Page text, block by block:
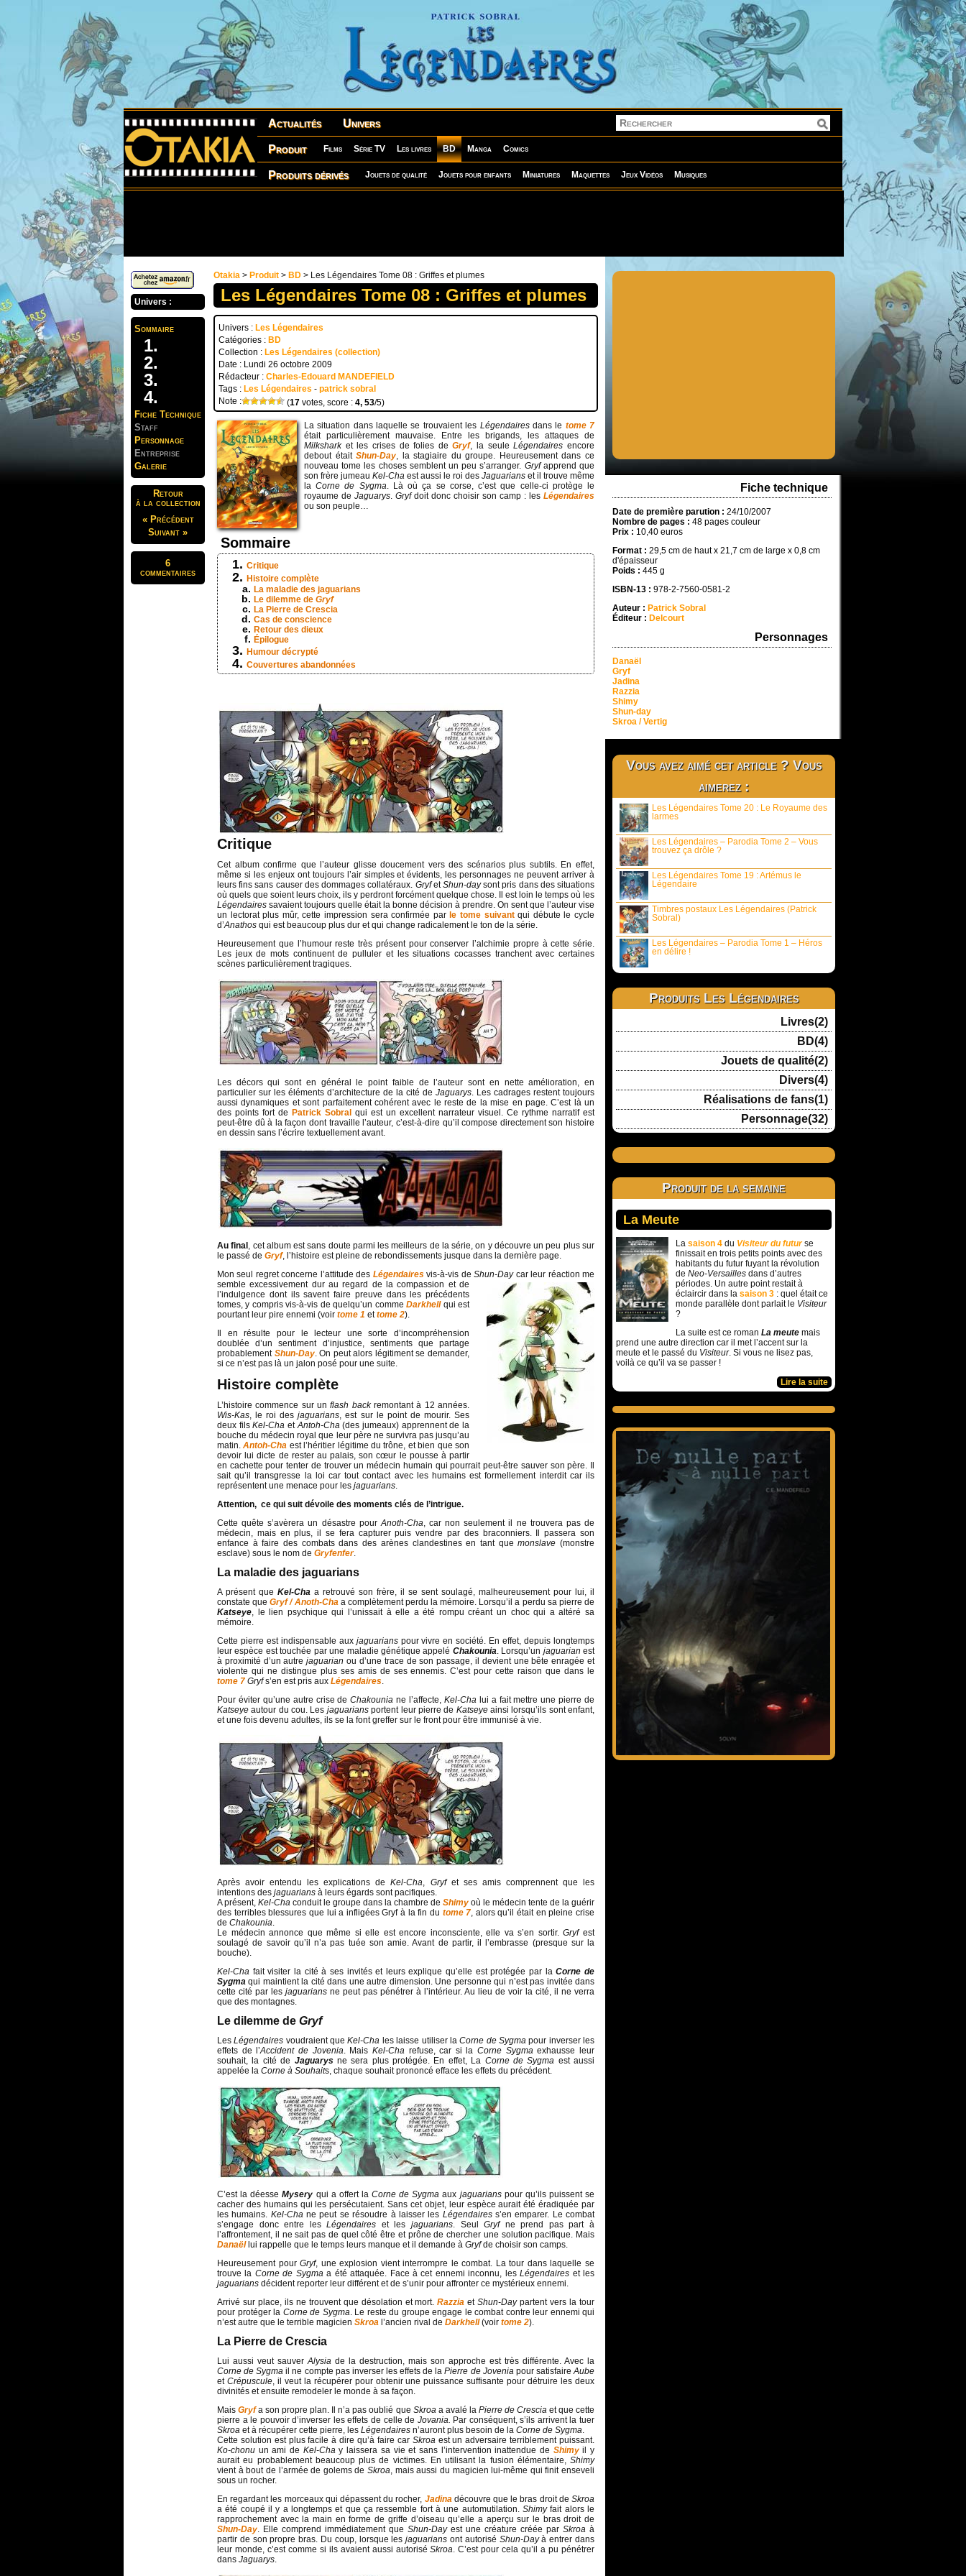
Actualités Univers
Produit Films Série TV Les livres BD Manga Comics
Produits dérivés Jouets de qualité Jouets pour enfants Miniatures Maquettes Jeux Vidéos Musiques
Univers :
Sommaire
Fiche Technique
Staff
Personnage
Entreprise
Galerie
Retour
à la collection
« Précédent
Suivant »
6
commentaires
Otakia > Produit > BD > Les Légendaires Tome 08 : Griffes et plumes
Les Légendaires Tome 08 : Griffes et plumes
Univers : Les Légendaires
Catégories : BD
Collection : Les Légendaires (collection)
Date : Lundi 26 octobre 2009
Rédacteur : Charles-Edouard MANDEFIELD
Tags : Les Légendaires - patrick sobral
Note :
(17 votes, score : 4, 53/5)
La situation dans laquelle se trouvaient les Légendairesdans le tome 7
était particulièrement mauvaise. Entre les brigands, les attaques de
Milksharket les crises de folies deGryf, la seuleLégendaires encore
debout étaitShun-Day, la stagiaire du groupe. Heureusement dans ce
nouveau tome les choses semblent un peu s’arranger. Gryfapprend que
son frère jumeau Kel-Cha est aussi le roi des Jaguarians et il trouve même
laCorne de Sygma. Là où ça se corse, c’est que celle-ci protège le
royaume de Jaguarys. Gryfdoit donc choisir son camp : les Légendaires
ou son peuple…
Sommaire
Critique
Histoire complète
La maladie des jaguarians
Le dilemme de Gryf
La Pierre de Crescia
Cas de conscience
Retour des dieux
Épilogue
Humour décrypté
Couvertures abandonnées
Critique
Cet album confirme que l’auteur glisse doucement vers des scénarios plus subtils. En effet,
même si les enjeux ont toujours l’air simples et évidents, les personnages ne peuvent arriver à
leurs fins sans causer des dommages collatéraux. GryfetShun-daysont pris dans des situations
où quels que soient leurs choix, ils y perdront forcément quelque chose. Il est loin le temps où les
Légendaires savaient toujours quelle était la bonne décision à prendre. On sent que l’auteur vise
un lectorat plus mûr, cette impression sera confirmée par le tome suivantqui débute le cycle
d’Anathos qui est beaucoup plus dur et qui change radicalement le ton de la série.
Heureusement que l’humour reste très présent pour conserver l’alchimie propre à cette série.
Les jeux de mots continuent de pulluler et les situations cocasses tranchent avec certaines
scènes particulièrement tragiques.
Les décors qui sont en général le point faible de l’auteur sont en nette amélioration, en
particulier sur les éléments d’architecture de la cité de Jaguarys. Les cadrages restent toujours
aussi dynamiques et sont parfaitement cohérent avec le reste de la mise en page. C’est là un
des points fort de Patrick Sobral qui est un excellent narrateur visuel. Ce rythme narratif est
peut-être dû à la façon dont travaille l’auteur, c’est-à-dire qu’il compose directement son histoire
en dessin sans l’écrire textuellement avant.
Au final , cet album est sans doute parmi les meilleurs de la série, on y découvre un peu plus sur
le passé de Gryf, l’histoire est pleine de rebondissements jusque dans la dernière page.
Mon seul regret concerne l’attitude des Légendairesvis-à-vis deShun-Daycar leur réaction me
semble excessivement dur au regard de la compassion et de
l’indulgence dont ils savent faire preuve dans les précédents
tomes, y compris vis-à-vis de quelqu’un commeDarkhellqui est
pourtant leur pire ennemi (voir tome 1 ettome 2).
Il en résulte pour le lecteur une sorte d’incompréhension
doublée d’un sentiment d’injustice, sentiments que partage
probablement Shun-Day. On peut alors légitiment se demander,
si ce n’est pas là un jalon posé pour une suite.
Histoire complète
L’histoire commence sur un flash backremontant à 12 années.
Wis-Kas, le roi desjaguarians, est sur le point de mourir. Ses
deux filsKel-Cha etAntoh-Cha(des jumeaux) apprennent de la
bouche du médecin royal que leur père ne survivra pas jusqu’au
matin.Antoh-Cha est l’héritier légitime du trône, et bien que son
devoir lui dicte de rester au palais, son cœur le pousse à partir
en cachette pour tenter de trouver un médecin humain qui pourrait peut-être sauver son père. Il
sait qu’il transgresse la loi car tout contact avec les humains est formellement interdit car ils
représentent une menace pour les jaguarians.
Attention, ce qui suit dévoile des moments clés de l’intrigue.
Cette quête s’avèrera un désastre pourAnoth-Cha, car non seulement il ne trouvera pas de
médecin, mais en plus, il se fera capturer puis vendre par des braconniers. Il passera son
enfance à faire des combats dans des arènes clandestines en tant quemonslave (monstre
esclave) sous le nom de Gryfenfer.
La maladie des jaguarians
A présent que Kel-Cha a retrouvé son frère, il se sent soulagé, malheureusement pour lui, il
constate queGryf / Anoth-Chaa complètement perdu la mémoire. Lorsqu’il a perdu sa pierre de
Katseye, le lien psychique qui l’unissait à elle a été rompu créant un choc qui a altéré sa
mémoire.
Cette pierre est indispensable aux jaguarianspour vivre en société. En effet, depuis longtemps
leur espèce est touchée par une maladie génétique appelé Chakounia. Lorsqu’un jaguarian est
à proximité d’un autrejaguarian ou d’une trace de son passage, il devient une bête enragée et
violente qui ne distingue plus ses amis de ses ennemis. C’est pour cette raison que dans le
tome 7 Gryfs’en est pris aux Légendaires.
Pour éviter qu’une autre crise deChakounia ne l’affecte, Kel-Chalui a fait mettre une pierre de
Katseye autour du cou. Les jaguariansportent leur pierre de Katseyeainsi lorsqu’ils sont enfant,
et une fois devenu adultes, ils se la font greffer sur le front pour être immunisé à vie.
Après avoir entendu les explications deKel-Cha, Gryfet ses amis comprennent que les
intentions des jaguarians à leurs égards sont pacifiques.
A présent, Kel-Cha conduit le groupe dans la chambre de Shimy où le médecin tente de la guérir
des terribles blessures que lui a infligées Gryf à la fin du tome 7, alors qu’il était en pleine crise
de Chakounia.
Le médecin annonce que même si elle est encore inconsciente, elle va s’en sortir.Gryfest
soulagé de savoir qu’il n’a pas tuée son amie. Avant de partir, il l’embrasse (presque sur la
bouche).
Kel-Cha fait visiter la cité à ses invités et leurs explique qu’elle est protégée par laCorne de
Sygma qui maintient la cité dans une autre dimension. Une personne qui n’est pas invitée dans
cette cité par les jaguarians ne peut pas pénétrer à l’intérieur. Au lieu de voir la cité, il ne verra
que des montagnes.
Le dilemme de Gryf
LesLégendaires voudraient queKel-Cha les laisse utiliser laCorne de Sygmapour inverser les
effets de l’Accident de Jovenia. Mais Kel-Charefuse, car si laCorne Sygmaexhausse leur
souhait, la cité de Jaguarysne sera plus protégée. En effet, La Corne de Sygma est aussi
appelée la Corne à Souhaits, chaque souhait prononcé efface les effets du précédent.
C’est la déesseMysery qui a offert la Corne de Sygma aux jaguarianspour qu’ils puissent se
cacher des humains qui les persécutaient. Sans cet objet, leur espèce aurait été éradiquée par
les humains. Kel-Chane peut se résoudre à laisser les Légendairess’en emparer. Le combat
s’engage donc entre lesLégendaires et lesjaguarians. SeulGryfne prend pas part à
l’affrontement, il ne sait pas de quel côté être et prône de chercher une solution pacifique. Mais
Danaëllui rappelle que le temps leurs manque et il demande à Gryfde choisir son camps.
Heureusement pourGryf, une explosion vient interrompre le combat. La tour dans laquelle se
trouve la Corne de Sygmaa été attaquée. Face à cet ennemi inconnu, lesLégendaires et les
jaguarians décident reporter leur différent et de s’unir pour affronter ce mystérieux ennemi.
Arrivé sur place, ils ne trouvent que désolation et mort.Razzia etShun-Daypartent vers la tour
pour protéger la Corne de Sygma. Le reste du groupe engage le combat contre leur ennemi qui
n’est autre que le terrible magicien Skroa l’ancien rival de Darkhell(voir tome 2).
La Pierre de Crescia
Lui aussi veut sauverAlysia de la destruction, mais son approche est très différente. Avec la
Corne de Sygma il ne compte pas inverser les effets de laPierre de Joveniapour satisfaireAube
et Crépuscule, il veut la récupérer pour obtenir une puissance suffisante pour détruire les deux
divinités et ensuite remodeler le monde à sa façon.
MaisGryfa son propre plan. Il n’a pas oublié que Skroa a avalé la Pierre de Crescia et que cette
pierre a le pouvoir d’inverser les effets de celle de Jovania. Par conséquent, s’ils arrivent la tuer
Skroa et à récupérer cette pierre, les Légendaires n’auront plus besoin de la Corne de Sygma.
Cette solution est plus facile à dire qu’à faire car Skroaest un adversaire terriblement puissant.
Ko-chonu un ami de Kel-Chay laissera sa vie et sans l’intervention inattendue de Shimyil y
aurait eu probablement beaucoup plus de victimes. En utilisant la fusion élémentaire, Shimy
vient à bout de l’armée de golems de Skroa, mais aussi du magicien lui-même qui finit enseveli
sous un rocher.
En regardant les morceaux qui dépassent du rocher, Jadinadécouvre que le bras droit deSkroa
a été coupé il y a longtemps et que ça ressemble fort à une automutilation. Shimyfait alors le
rapprochement avec la main en forme de griffe d’oiseau qu’elle a aperçu sur le bras droit de
Shun-Day. Elle comprend immédiatement que Shun-Dayest une créature créée par Skroa à
partir de son propre bras. Du coup, lorsque lesjaguarians ont autorisé Shun-Dayà entrer dans
leur monde, c’est comme si ils avaient aussi autoriséSkroa. C’est pour cela qu’il a pu pénétrer
dans Jaguarys.
Fiche technique
Date de première parution : 24/10/2007
Nombre de pages : 48 pages couleur
Prix : 10,40 euros
Format : 29,5 cm de haut x 21,7 cm de large x 0,8 cm
d'épaisseur
Poids : 445 g
ISBN-13 : 978-2-7560-0581-2
Auteur : Patrick Sobral
Éditeur : Delcourt
Personnages
Danaël
Gryf
Jadina
Razzia
Shimy
Shun-day
Skroa / Vertig
Vous avez aimé cet article ? Vous
aimerez :
Les Légendaires Tome 20 : Le Royaume des
larmes
Les Légendaires – Parodia Tome 2 – Vous
trouvez ça drôle ?
Les Légendaires Tome 19 : Artémus le
Légendaire
Timbres postaux Les Légendaires (Patrick
Sobral)
Les Légendaires – Parodia Tome 1 – Héros
en délire !
Produits Les Légendaires
Livres(2)
BD(4)
Jouets de qualité(2)
Divers(4)
Réalisations de fans(1)
Personnage(32)
Produit de la semaine
La Meute
La saison 4 du Visiteur du futurse
finissait en trois petits points avec des
habitants du futur fuyant la révolution
de Neo-Versailles dans d’autres
périodes. Un autre point restait à
éclaircir dans la saison 3 : quel était ce
monde parallèle dont parlait le Visiteur
?
La suite est ce roman La meute mais
prend une autre direction car il met l’accent sur la
meute et le passé du Visiteur. Si vous ne lisez pas,
voilà ce qu’il va se passer !
Lire la suite